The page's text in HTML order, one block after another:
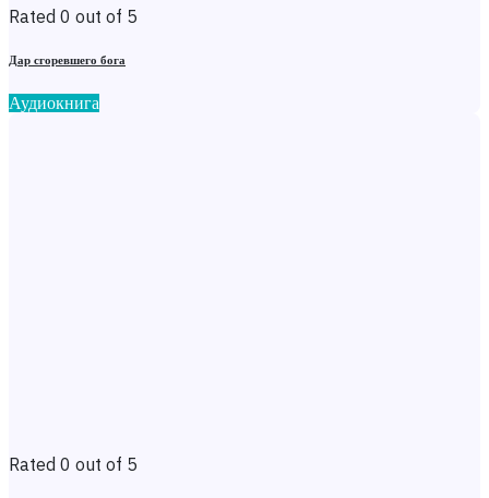
Rated 0 out of 5
Дар сгоревшего бога
Аудиокнига
Rated 0 out of 5